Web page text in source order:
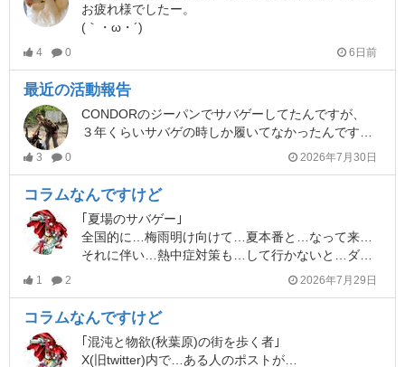
お疲れ様でしたー。
(｀・ω・´)
4 0 6日前
最近の活動報告
CONDORのジーパンでサバゲーしてたんですが、
３年くらいサバゲの時しか履いてなかったんですが、裂けました（汗）
3 0 2026年7月30日
コラムなんですけど
｢夏場のサバゲー｣
全国的に…梅雨明け向けて…夏本番と…なって来ました(-.-)y-~
それに伴い…熱中症対策も…して行かないと…ダメ事案になります。
1 2 2026年7月29日
コラムなんですけど
｢混沌と物欲(秋葉原)の街を歩く者｣
X(旧twitter)内で…ある人のポストが…